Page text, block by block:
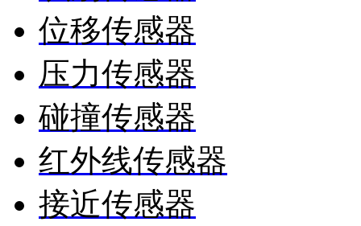
位移传感器
压力传感器
碰撞传感器
红外线传感器
接近传感器